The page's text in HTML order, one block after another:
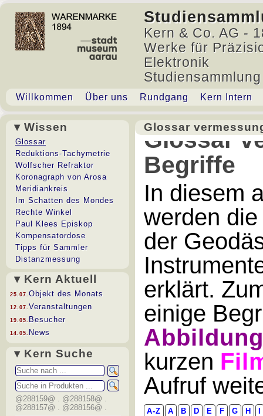
Kern & Co. AG -
Werke für
Elektronik
Willkommen Über uns Rundgang Kern Intern
▾ Wissen
Glossar
Reduktions-Tachymetrie
Wolfscher Refraktor
Koronagraph von Arosa
Meridiankreis
Im Schatten des Mondes
Rechte Winkel
Paul Klees Episkop
Kompensatordose
Tipps für Sammler
Distanzmessung
▾ Kern Aktuell
25.07. Objekt des Monats
12.07. Veranstaltungen
19.05. Besucher
14.05. News
▾ Kern Suche
@288159@ . @288158@ .
@288157@ . @288156@ .
Glossar
Glossar
Begriffe
In diesem
werden
der
erklärt.
einige
kurzen
Aufruf
A-Z A B D E F G H